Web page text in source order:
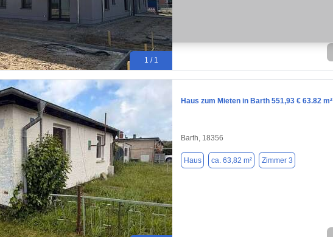
1 / 1
Haus zum Mieten in Barth 551,93 € 63.82 m²
Barth, 18356
Haus ca. 63,82 m² Zimmer 3